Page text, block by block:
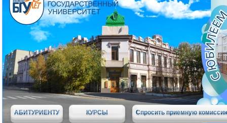
АБИТУРИЕНТУ КУРСЫ Спросить приемную